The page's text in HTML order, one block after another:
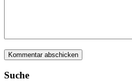
Suche